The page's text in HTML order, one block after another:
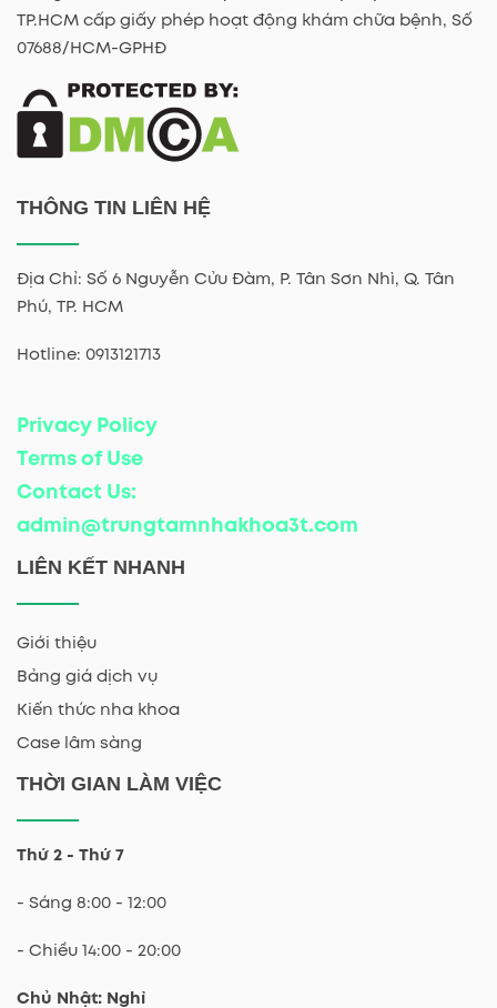
TP.HCM cấp giấy phép hoạt động khám chữa bệnh, Số
07688/HCM-GPHĐ
THÔNG TIN LIÊN HỆ
Địa Chỉ: Số 6 Nguyễn Cửu Đàm, P. Tân Sơn Nhì, Q. Tân
Phú, TP. HCM
Hotline: 0913121713
Privacy Policy
Terms of Use
Contact Us:
admin@trungtamnhakhoa3t.com
LIÊN KẾT NHANH
Giới thiệu
Bảng giá dịch vụ
Kiến thức nha khoa
Case lâm sàng
THỜI GIAN LÀM VIỆC
Thứ 2 - Thứ 7
- Sáng 8:00 - 12:00
- Chiều 14:00 - 20:00
Chủ Nhật: Nghỉ